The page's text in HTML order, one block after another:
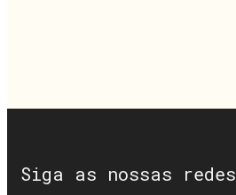
Siga as nossas redes